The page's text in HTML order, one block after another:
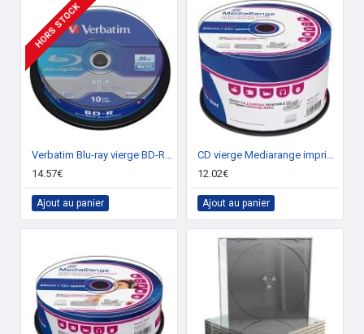
HORS STOCK
Verbatim Blu-ray vierge BD-R SL 6x 10p.
14.57€
Ajout au panier
CD vierge Mediarange imprimable 700 Mo 52x (boite de 50)
12.02€
Ajout au panier